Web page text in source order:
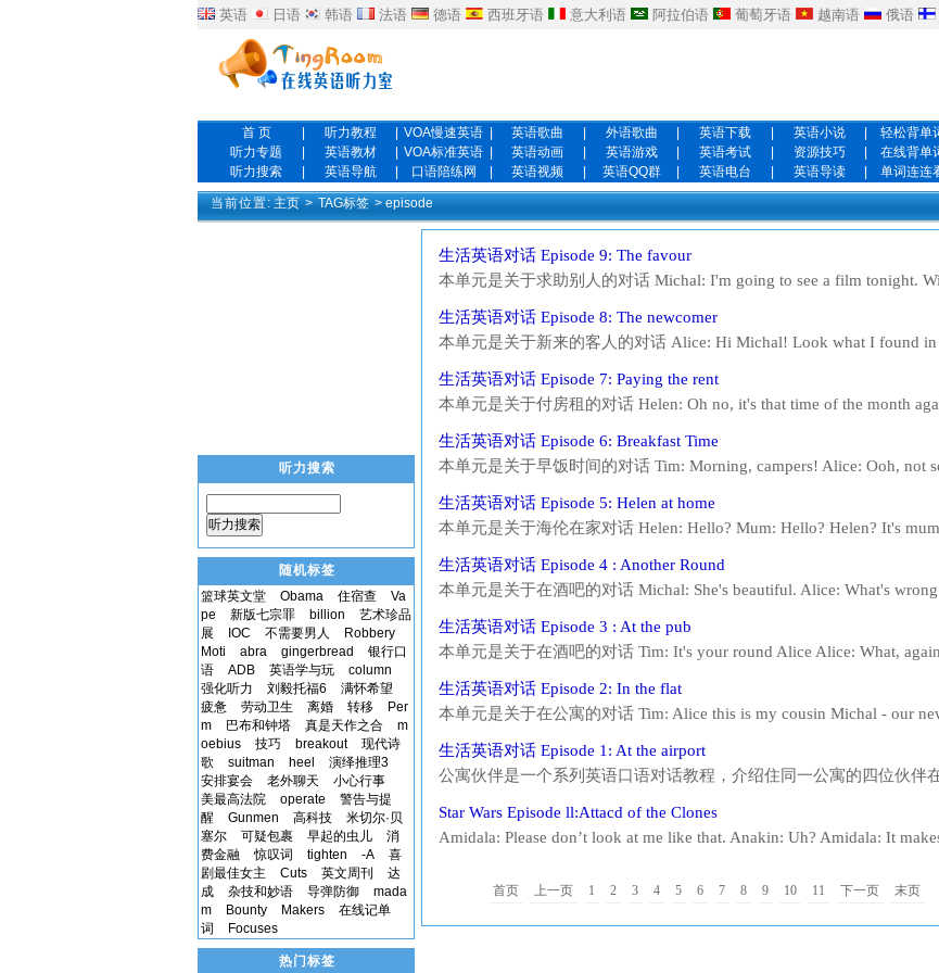
英语 日语 韩语 法语 德语 西班牙语 意大利语 阿拉伯语 葡萄牙语 越南语 俄语
首 页 听力教程 VOA慢速英语 英语歌曲 外语歌曲 英语下载 英语小说 轻松背单
听力专题
英语教材 VOA标准英语 英语动画 英语游戏 英语考试 资源技巧 在线背单
听力搜索
英语导航 口语陪练网 英语视频 英语QQ群 英语电台 英语导读 单词连连
当前位置: 主页 > TAG标签 > episode
生活英语对话 Episode 9: The favour
本单元是关于求助别人的对话 Michal: I'm going to see a film tonight.
Michal and I'll iron the shirts? Mi...
生活英语对话 Episode 8: The newcomer
本单元是关于新来的客人的对话 Alice: Hi Michal! Look what I found in
going to call her? How about Bronka? Th...
生活英语对话 Episode 7: Paying the rent
本单元是关于付房租的对话 Helen: Oh no, it's that time of the month
Tim: You need to tighten your belt...
生活英语对话 Episode 6: Breakfast Time
本单元是关于早饭时间的对话 Tim: Morning, campers! Alice: Ooh, not
hangover Michal! What you need now is a...
生活英语对话 Episode 5: Helen at home
本单元是关于海伦在家对话 Helen: Hello? Mum: Hello? Helen? It's
you phoned me! Listen, I need your advice. I'm in l...
生活英语对话 Episode 4 : Another Round
本单元是关于在酒吧的对话 Michal: She's beautiful. Alice: What's
Alice: Yes, and why are you so interes...
生活英语对话 Episode 3 : At the pub
本单元是关于在酒吧的对话 Tim: It's your round Alice Alice: What,
now. Why not try a traditional pint of E...
生活英语对话 Episode 2: In the flat
本单元是关于在公寓的对话 Tim: Alice this is my cousin Michal - our
- the Polish capital. Alice: Oh, wh...
生活英语对话 Episode 1: At the airport
公寓伙伴是一个系列英语口语对话教程，介绍住同一公寓的四位伙伴
He's ambitious and very competitive. What's new? He...
Star Wars Episode ll:Attacd of the Clones
Amidala: Please don’t look at me like that. Anakin: Uh? Amidala: It
首页 上一页 1 2 3 4 5 6 7 8 9 10 11 下一页 末页
听力搜索
听力搜索
随机标签
篮球英文堂
Obama 住宿查
Va
pe
新版七宗罪 billion
艺术珍品
展
IOC 不需要男人
Robbery
Moti
abra gingerbread
银行口
语
ADB 英语学与玩
column
强化听力
刘毅托福6
满怀希望
疲惫
劳动卫生 离婚 转移
Per
m
巴布和钟塔 真是天作之合
m
oebius
技巧 breakout
现代诗
歌
suitman heel
演绎推理3
安排宴会
老外聊天
小心行事
美最高法院
operate
警告与提
醒
Gunmen 高科技
米切尔·贝
塞尔
可疑包裹 早起的虫儿
消
费金融
惊叹词 tighten -A
喜
剧最佳女主
Cuts 英文周刊
达
成
杂技和妙语 导弹防御
mada
m
Bounty Makers
在线记单
词
Focuses
热门标签